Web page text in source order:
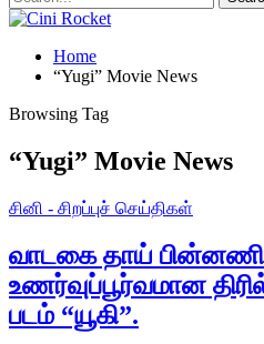
Home
“Yugi” Movie News
Browsing Tag
“Yugi” Movie News
சினி - சிறப்புச் செய்திகள்
வாடகை தாய்
உணர்வுப்பூர்வமான
படம் “யூகி”.